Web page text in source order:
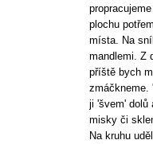
plochu
místa. Na
mandlemi. Z
příště bych
zmáčkneme.
ji 'švem' dolů
misky či
Na kruhu